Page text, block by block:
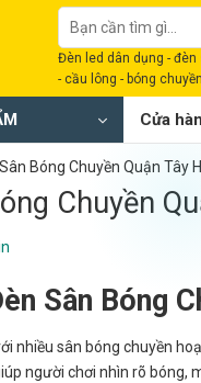
Tìm
kiếm:
Đèn led dân dụng - đèn
- cầu lông - bóng chuyền
Cửa
Bóng Chuyền Quận Tây
Chuyền
Sân Bóng
nhiều sân bóng chuyền
người chơi nhìn rõ bóng,